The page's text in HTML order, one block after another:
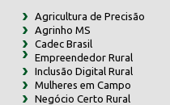
Agricultura de Precisão
Agrinho MS
Cadec Brasil
Empreendedor Rural
Inclusão Digital Rural
Mulheres em Campo
Negócio Certo Rural